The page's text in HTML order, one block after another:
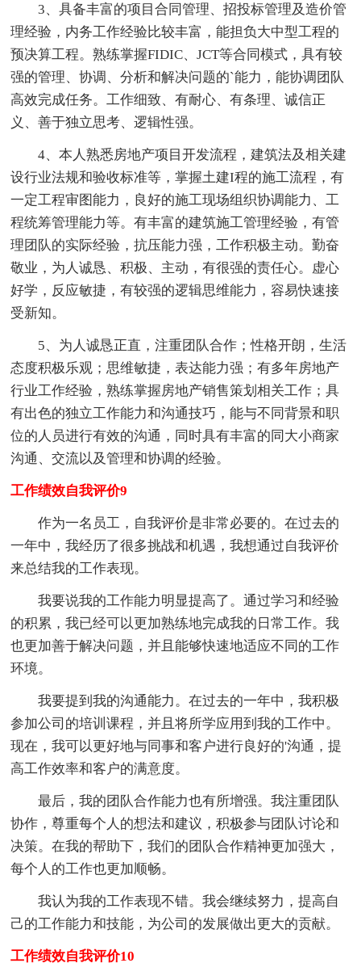
3、具备丰富的项目合同管理、招投标管理及造价管
理经验，内务工作经验比较丰富，能担负大中型工程的
预决算工程。熟练掌握FIDIC、JCT等合同模式，具有较
强的管理、协调、分析和解决问题的`能力，能协调团队
高效完成任务。工作细致、有耐心、有条理、诚信正
义、善于独立思考、逻辑性强。
4、本人熟悉房地产项目开发流程，建筑法及相关建
设行业法规和验收标准等，掌握土建I程的施工流程，有
一定工程审图能力，良好的施工现场组织协调能力、工
程统筹管理能力等。有丰富的建筑施工管理经验，有管
理团队的实际经验，抗压能力强，工作积极主动。勤奋
敬业，为人诚恳、积极、主动，有很强的责任心。虚心
好学，反应敏捷，有较强的逻辑思维能力，容易快速接
受新知。
5、为人诚恳正直，注重团队合作；性格开朗，生活
态度积极乐观；思维敏捷，表达能力强；有多年房地产
行业工作经验，熟练掌握房地产销售策划相关工作；具
有出色的独立工作能力和沟通技巧，能与不同背景和职
位的人员进行有效的沟通，同时具有丰富的同大小商家
沟通、交流以及管理和协调的经验。
工作绩效自我评价9
作为一名员工，自我评价是非常必要的。在过去的
一年中，我经历了很多挑战和机遇，我想通过自我评价
来总结我的工作表现。
我要说我的工作能力明显提高了。通过学习和经验
的积累，我已经可以更加熟练地完成我的日常工作。我
也更加善于解决问题，并且能够快速地适应不同的工作
环境。
我要提到我的沟通能力。在过去的一年中，我积极
参加公司的培训课程，并且将所学应用到我的工作中。
现在，我可以更好地与同事和客户进行良好的'沟通，提
高工作效率和客户的满意度。
最后，我的团队合作能力也有所增强。我注重团队
协作，尊重每个人的想法和建议，积极参与团队讨论和
决策。在我的帮助下，我们的团队合作精神更加强大，
每个人的工作也更加顺畅。
我认为我的工作表现不错。我会继续努力，提高自
己的工作能力和技能，为公司的发展做出更大的贡献。
工作绩效自我评价10